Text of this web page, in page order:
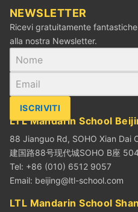
NEWSLETTER
Ricevi gratuitamente
alla nostra Newsletter.
ISCRIVITI
LTL Mandarin School
88 Jianguo Rd, SOHO Xian Dai
建国路88号现代城SOHO B座
Tel: +86 (010) 6512 9057
Email: beijing@ltl-school.com
LTL Mandarin School